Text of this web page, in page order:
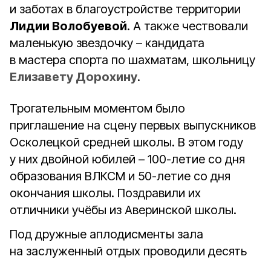
и заботах в благоустройстве территории
Лидии Волобуевой. А также чествовали
маленькую звездочку – кандидата
в мастера спорта по шахматам, школьницу
Елизавету Дорохину.
Трогательным моментом было
приглашение на сцену первых выпускников
Осколецкой средней школы. В этом году
у них двойной юбилей – 100-летие со дня
образования ВЛКСМ и 50-летие со дня
окончания школы. Поздравили их
отличники учёбы из Аверинской школы.
Под дружные аплодисменты зала
на заслуженный отдых проводили десять